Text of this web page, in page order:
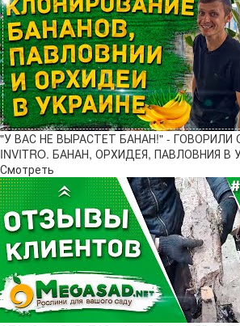
"У ВАС НЕ ВЫРАСТЕТ БАНАН!" - ГОВОРИЛИ
INVITRO. БАНАН, ОРХИДЕЯ, ПАВЛОВНИЯ В
Смотреть